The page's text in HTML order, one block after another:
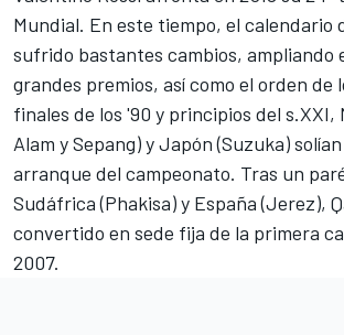
Mundial. En este tiempo, el calendario
sufrido bastantes cambios, ampliando
grandes premios, así como el orden de
finales de los '90 y principios del s.XXI,
Alam y Sepang) y Japón (Suzuka)
arranque del campeonato. Tras un
Sudáfrica (Phakisa) y España (Jerez),
convertido en sede fija de la primera
2007.